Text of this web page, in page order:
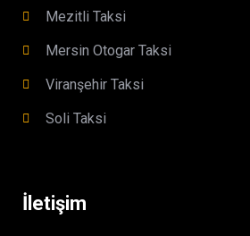
Mezitli Taksi
Mersin Otogar Taksi
Viranşehir Taksi
Soli Taksi
İletişim